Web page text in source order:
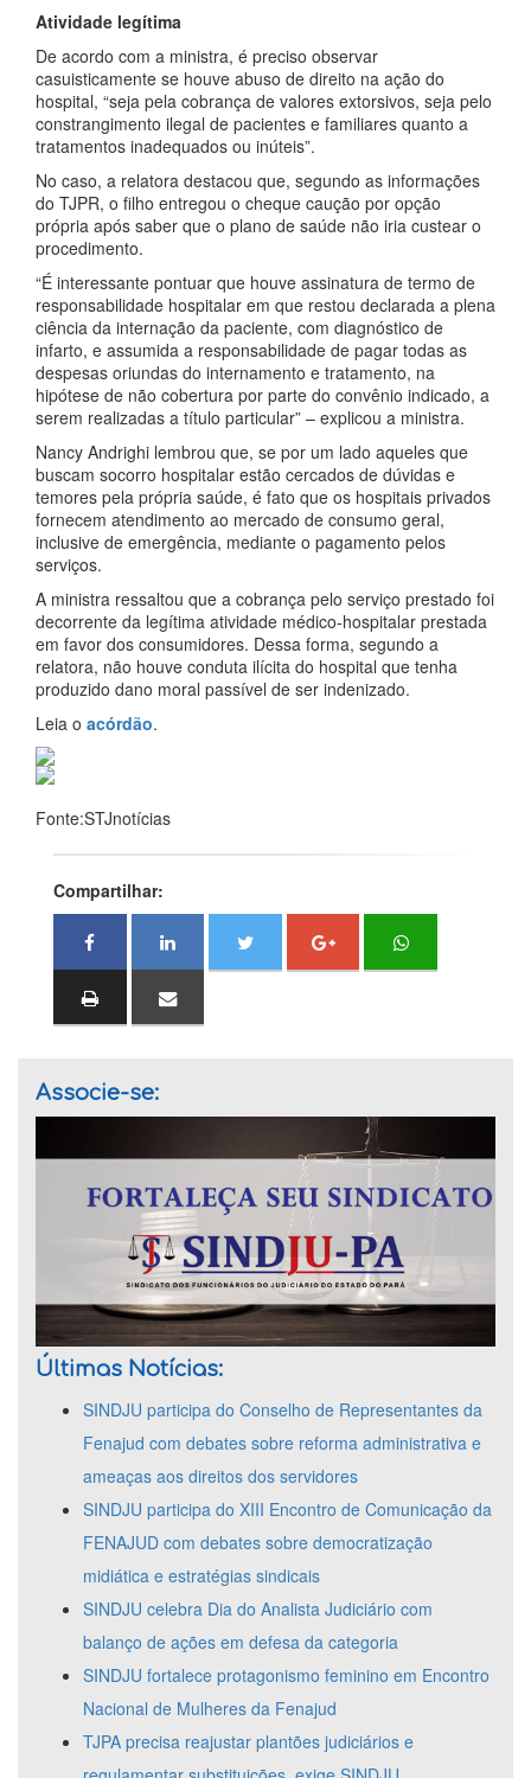
Atividade legítima
De acordo com a ministra, é preciso observar
casuisticamente se houve abuso de direito na ação do
hospital, “seja pela cobrança de valores extorsivos, seja pelo
constrangimento ilegal de pacientes e familiares quanto a
tratamentos inadequados ou inúteis”.
No caso, a relatora destacou que, segundo as informações
do TJPR, o filho entregou o cheque caução por opção
própria após saber que o plano de saúde não iria custear o
procedimento.
“É interessante pontuar que houve assinatura de termo de
responsabilidade hospitalar em que restou declarada a plena
ciência da internação da paciente, com diagnóstico de
infarto, e assumida a responsabilidade de pagar todas as
despesas oriundas do internamento e tratamento, na
hipótese de não cobertura por parte do convênio indicado, a
serem realizadas a título particular” – explicou a ministra.
Nancy Andrighi lembrou que, se por um lado aqueles que
buscam socorro hospitalar estão cercados de dúvidas e
temores pela própria saúde, é fato que os hospitais privados
fornecem atendimento ao mercado de consumo geral,
inclusive de emergência, mediante o pagamento pelos
serviços.
A ministra ressaltou que a cobrança pelo serviço prestado foi
decorrente da legítima atividade médico-hospitalar prestada
em favor dos consumidores. Dessa forma, segundo a
relatora, não houve conduta ilícita do hospital que tenha
produzido dano moral passível de ser indenizado.
Leia o acórdão.
Fonte:STJnotícias
Compartilhar:
Associe-se:
Últimas Notícias:
SINDJU participa do Conselho de Representantes da
Fenajud com debates sobre reforma administrativa e
ameaças aos direitos dos servidores
SINDJU participa do XIII Encontro de Comunicação da
FENAJUD com debates sobre democratização
midiática e estratégias sindicais
SINDJU celebra Dia do Analista Judiciário com
balanço de ações em defesa da categoria
SINDJU fortalece protagonismo feminino em Encontro
Nacional de Mulheres da Fenajud
TJPA precisa reajustar plantões judiciários e